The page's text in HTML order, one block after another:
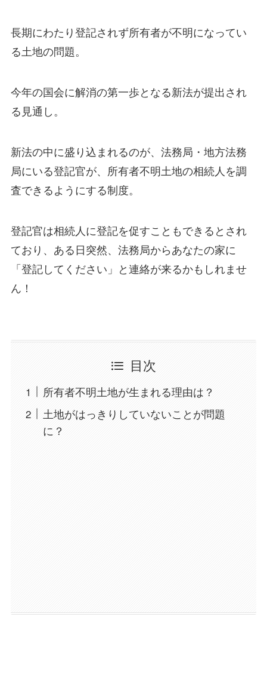
長期にわたり登記されず所有者が不明になってい
る土地の問題。
今年の国会に解消の第一歩となる新法が提出され
る見通し。
新法の中に盛り込まれるのが、法務局・地方法務
局にいる登記官が、所有者不明土地の相続人を調
査できるようにする制度。
登記官は相続人に登記を促すこともできるとされ
ており、ある日突然、法務局からあなたの家に
「登記してください」と連絡が来るかもしれませ
ん！
目次
所有者不明土地が生まれる理由は？
土地がはっきりしていないことが問題
に？